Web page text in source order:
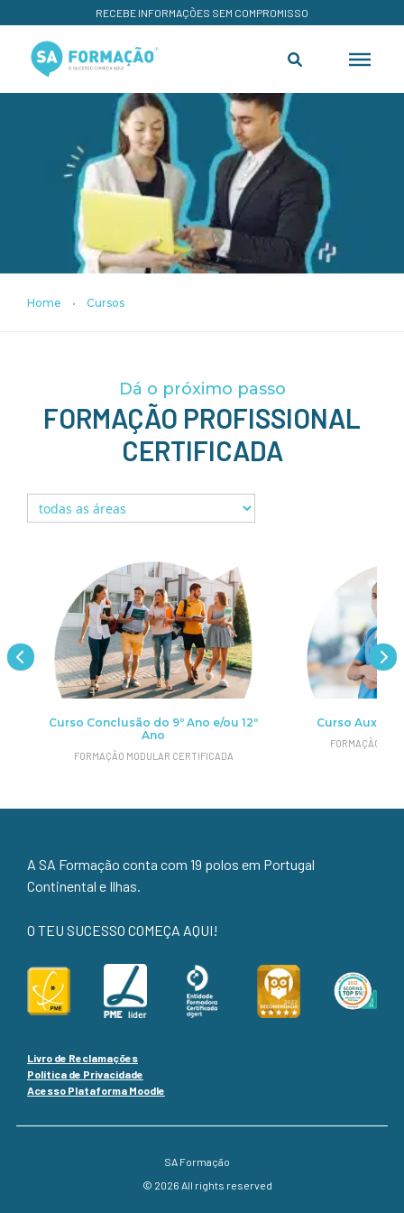
RECEBE INFORMAÇÕES SEM COMPROMISSO
Home • Cursos
Dá o próximo passo
FORMAÇÃO PROFISSIONAL
CERTIFICADA
Curso Conclusão do 9º Ano e/ou 12º
Ano
FORMAÇÃO MODULAR CERTIFICADA
Curso Auxiliar
FORMAÇÃO
A SA Formação conta com 19 polos em Portugal
Continental e Ilhas.
O TEU SUCESSO COMEÇA AQUI!
Livro de Reclamações
Política de Privacidade
Acesso Plataforma Moodle
SA Formação
© 2026 All rights reserved